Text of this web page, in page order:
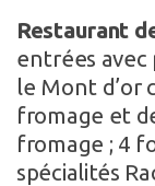
Restaurant
entrées avec
le Mont d’or
fromage et
fromage ; 4
spécialités